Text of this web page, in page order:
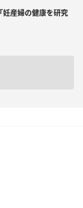
妊産婦の健康を研究